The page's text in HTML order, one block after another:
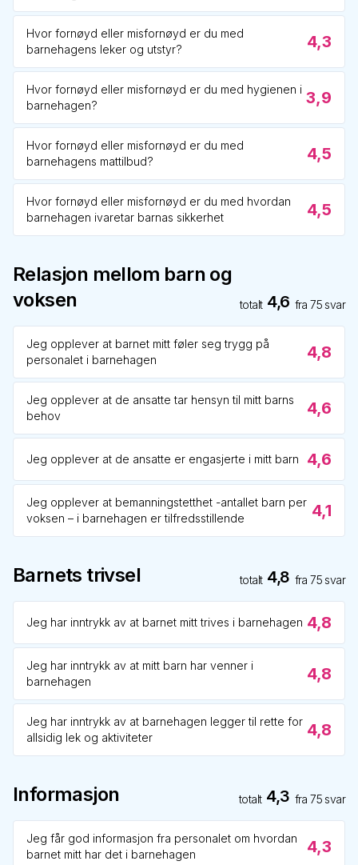
Hvor fornøyd eller misfornøyd er du med
barnehagens leker og utstyr?
4,3
Hvor fornøyd eller misfornøyd er du med hygienen i
barnehagen?
3,9
Hvor fornøyd eller misfornøyd er du med
barnehagens mattilbud?
4,5
Hvor fornøyd eller misfornøyd er du med hvordan
barnehagen ivaretar barnas sikkerhet
4,5
Relasjon mellom barn og
voksen
totalt 4,6 fra75 svar
Jeg opplever at barnet mitt føler seg trygg på
personalet i barnehagen
4,8
Jeg opplever at de ansatte tar hensyn til mitt barns
behov
4,6
Jeg opplever at de ansatte er engasjerte i mitt barn 4,6
Jeg opplever at bemanningstetthet -antallet barn per
voksen – i barnehagen er tilfredsstillende
4,1
Barnets trivsel totalt 4,8 fra75 svar
Jeg har inntrykk av at barnet mitt trives i barnehagen 4,8
Jeg har inntrykk av at mitt barn har venner i
barnehagen
4,8
Jeg har inntrykk av at barnehagen legger til rette for
allsidig lek og aktiviteter
4,8
Informasjon totalt 4,3 fra75 svar
Jeg får god informasjon fra personalet om hvordan
barnet mitt har det i barnehagen
4,3